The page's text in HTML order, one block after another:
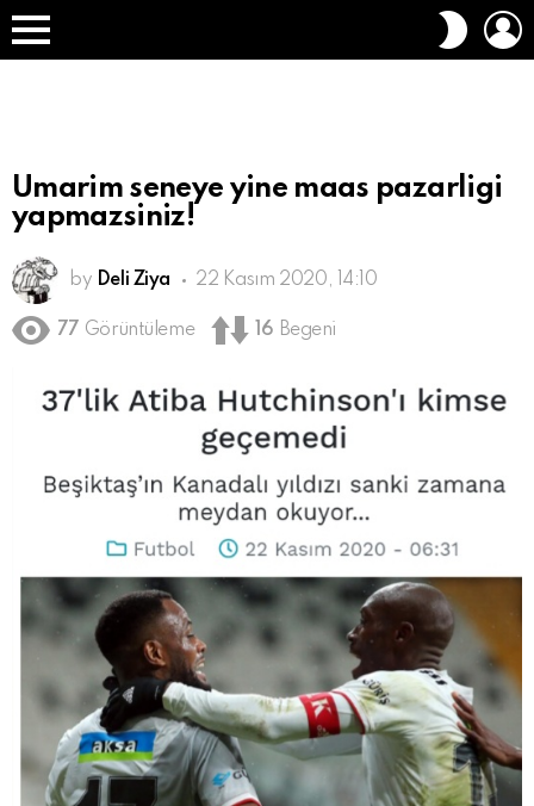
Menü
DIŞ
Umarim seneye yine maas pazarligi
yapmazsiniz!
by Deli Ziya 22 Kasım 2020, 14:10
77 Görüntüleme 16 Begeni